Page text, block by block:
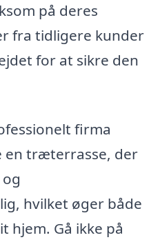
på deres
fra tidligere kunder
for at sikre den
firma
en træterrasse, der
hvilket øger både
hjem. Gå ikke på